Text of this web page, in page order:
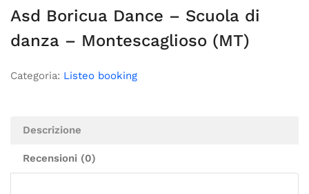
Asd Boricua Dance – Scuola di
danza – Montescaglioso (MT)
Categoria: Listeo booking
Descrizione
Recensioni (0)